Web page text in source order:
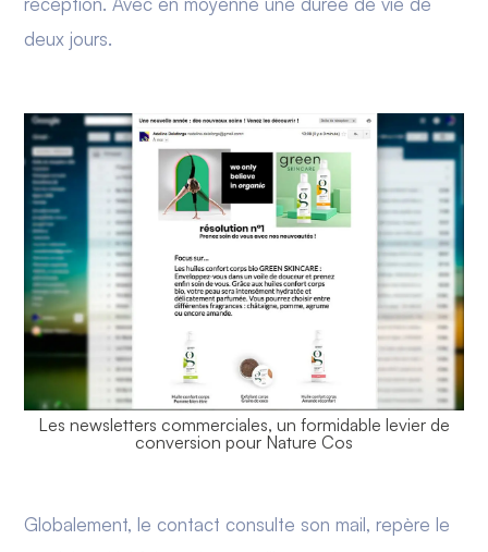
deux jours.
Les newsletters commerciales, un formidable levier de
conversion pour Nature Cos
Globalement, le contact consulte son mail, repère le